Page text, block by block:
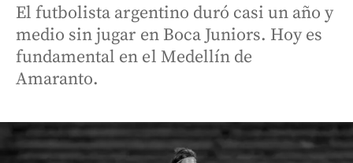
El futbolista argentino duró casi un año y
medio sin jugar en Boca Juniors. Hoy es
fundamental en el Medellín de
Amaranto.